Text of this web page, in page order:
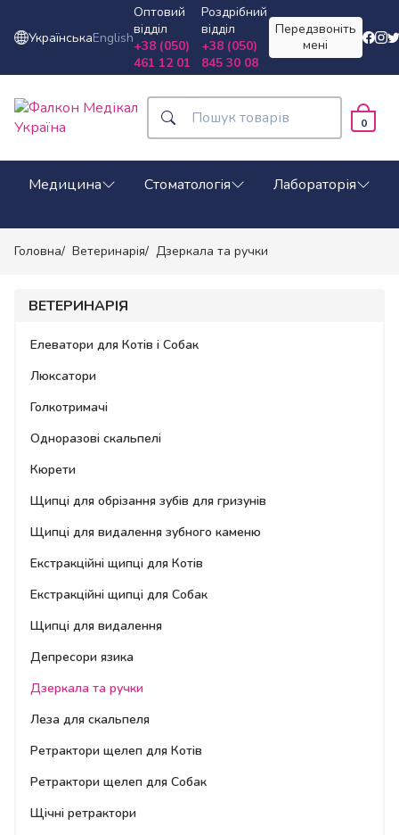
УкраїнськаEnglish
Оптовий
відділ
+38 (050)
461 12 01
Роздрібний
відділ
+38 (050)
845 30 08
Передзвоніть
мені
0
Медицина Стоматологія Лабораторія
Головна Ветеринарія Дзеркала та ручки
ВЕТЕРИНАРІЯ
Елеватори для Котів і Собак
Люксатори
Голкотримачі
Одноразові скальпелі
Кюрети
Щипці для обрізання зубів для гризунів
Щипці для видалення зубного каменю
Екстракційні щипці для Котів
Екстракційні щипці для Собак
Щипці для видалення
Депресори язика
Дзеркала та ручки
Леза для скальпеля
Ретрактори щелеп для Котів
Ретрактори щелеп для Собак
Щічні ретрактори